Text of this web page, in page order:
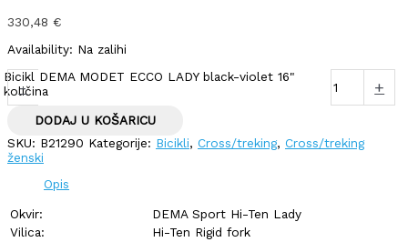
330,48 €
Availability: Na zalihi
-
Bicikl DEMA MODET ECCO LADY black-violet 16"
količina
+
DODAJ U KOŠARICU
SKU: B21290 Kategorije: Bicikli, Cross/treking, Cross/treking
ženski
Opis
Okvir:
DEMA Sport Hi-Ten Lady
Vilica:
Hi-Ten Rigid fork